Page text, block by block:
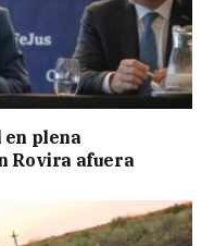
en plena
Rovira afuera